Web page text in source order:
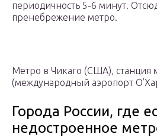
периодичность 5-6 минут.
пренебрежение метро.
Метро в Чикаго (США), станция
(международный аэропорт
Города России, где
недостроенное